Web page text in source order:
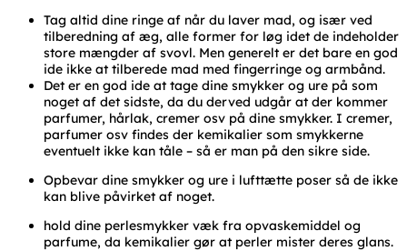
Tag altid dine ringe af når du laver mad, og især ved
tilberedning af æg, alle former for løg idet de indeholder
store mængder af svovl. Men generelt er det bare en god
ide ikke at tilberede mad med fingerringe og armbånd.
Det er en god ide at tage dine smykker og ure på som
noget af det sidste, da du derved udgår at der kommer
parfumer, hårlak, cremer osv på dine smykker. I cremer,
parfumer osv findes der kemikalier som smykkerne
eventuelt ikke kan tåle – så er man på den sikre side.
Opbevar dine smykker og ure i lufttætte poser så de ikke
kan blive påvirket af noget.
hold dine perlesmykker væk fra opvaskemiddel og
parfume, da kemikalier gør at perler mister deres glans.